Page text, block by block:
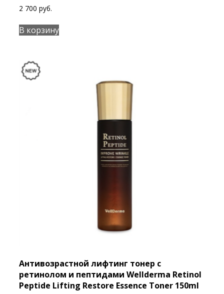
2 700 руб.
В корзину
Антивозрастной лифтинг тонер с
ретинолом и пептидами Wellderma Retinol
Peptide Lifting Restore Essence Toner 150ml